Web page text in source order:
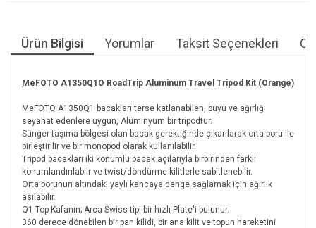
Ürün Bilgisi Yorumlar Taksit Seçenekleri
MeFOTO A1350Q1O RoadTrip Aluminum Travel Tripod Kit (Orange)
MeFOTO A1350Q1 bacakları terse katlanabilen, buyu ve ağırlığı
seyahat edenlere uygun, Alüminyum bir tripodtur.
Sünger taşıma bölgesi olan bacak gerektiğinde çıkarılarak orta boru ile
birleştirilir ve bir monopod olarak kullanılabilir.
Tripod bacakları iki konumlu bacak açılarıyla birbirinden farklı
konumlandırılabilr ve twist/döndürme kilitlerle sabitlenebilir.
Orta borunun altındaki yaylı kancaya denge sağlamak için ağırlık
asılabilir.
Q1 Top Kafanın; Arca Swiss tipi bir hızlı Plate'i bulunur.
360 derece dönebilen bir pan kilidi, bir ana kilit ve topun hareketini